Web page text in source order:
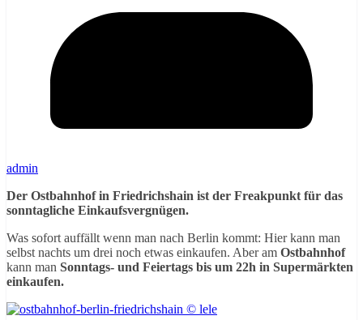
admin
Der Ostbahnhof in Friedrichshain ist der Freakpunkt für das
sonntagliche Einkaufsvergnügen.
Was sofort auffällt wenn man nach Berlin kommt: Hier kann man
selbst nachts um drei noch etwas einkaufen. Aber am Ostbahnhof
kann man Sonntags- und Feiertags bis um 22h in Supermärkten
einkaufen.